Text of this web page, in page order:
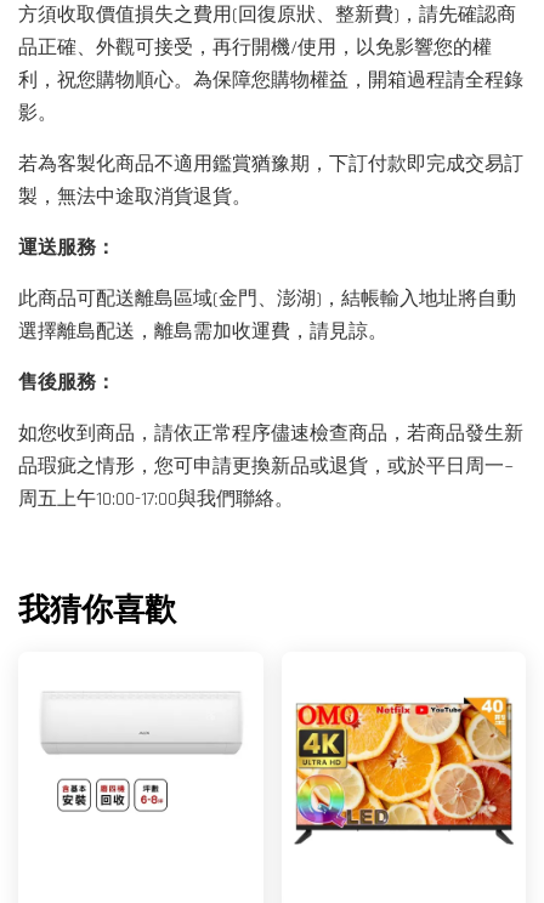
方須收取價值損失之費用(回復原狀、整新費)，請先確認商
品正確、外觀可接受，再行開機/使用，以免影響您的權
利，祝您購物順心。為保障您購物權益，開箱過程請全程錄
影。
若為客製化商品不適用鑑賞猶豫期，下訂付款即完成交易訂
製，無法中途取消貨退貨。
運送服務：
此商品可配送離島區域(金門、澎湖)，結帳輸入地址將自動
選擇離島配送，離島需加收運費，請見諒。
售後服務：
如您收到商品，請依正常程序儘速檢查商品，若商品發生新
品瑕疵之情形，您可申請更換新品或退貨，或於平日周一~
周五上午10:00-17:00與我們聯絡。
我猜你喜歡